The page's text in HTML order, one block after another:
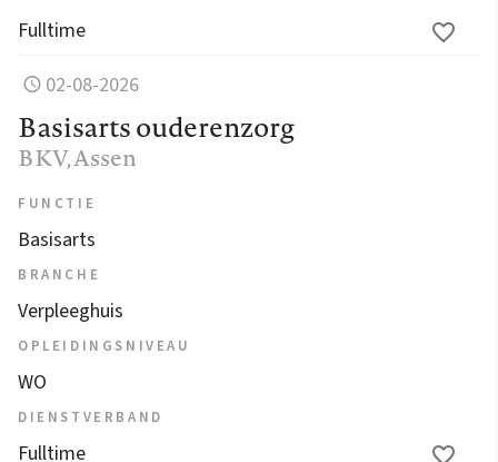
Fulltime
02-08-2026
Basisarts ouderenzorg
BKV, Assen
FUNCTIE
Basisarts
BRANCHE
Verpleeghuis
OPLEIDINGSNIVEAU
WO
DIENSTVERBAND
Fulltime